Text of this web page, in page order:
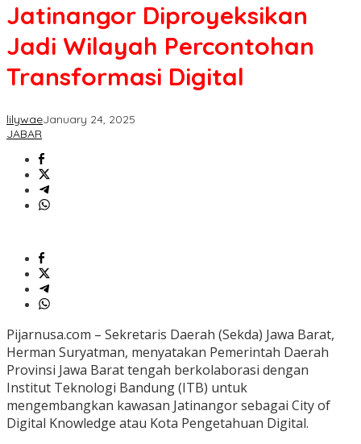
Jatinangor Diproyeksikan
Jadi Wilayah Percontohan
Transformasi Digital
lilywaeJanuary 24, 2025
JABAR
Pijarnusa.com – Sekretaris Daerah (Sekda) Jawa Barat,
Herman Suryatman, menyatakan Pemerintah Daerah
Provinsi Jawa Barat tengah berkolaborasi dengan
Institut Teknologi Bandung (ITB) untuk
mengembangkan kawasan Jatinangor sebagai City of
Digital Knowledge atau Kota Pengetahuan Digital.